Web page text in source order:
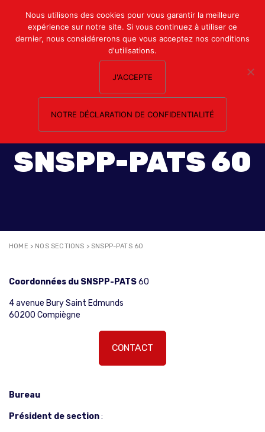
Mon compte
Nous contacter
SNSPP-PATS 60
HOME > NOS SECTIONS > SNSPP-PATS 60
Coordonnées du SNSPP-PATS60
4 avenue Bury Saint Edmunds
60200 Compiègne
CONTACT
Bureau
Président de section:
Nous utilisons des cookies pour vous garantir la meilleure
expérience sur notre site. Si vous continuez à utiliser ce
dernier, nous considérerons que vous acceptez nos conditions
d'utilisations.
J'ACCEPTE
NOTRE DÉCLARATION DE CONFIDENTIALITÉ